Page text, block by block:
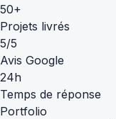
50+
Projets livrés
5/5
Avis Google
24h
Temps de réponse
Portfolio